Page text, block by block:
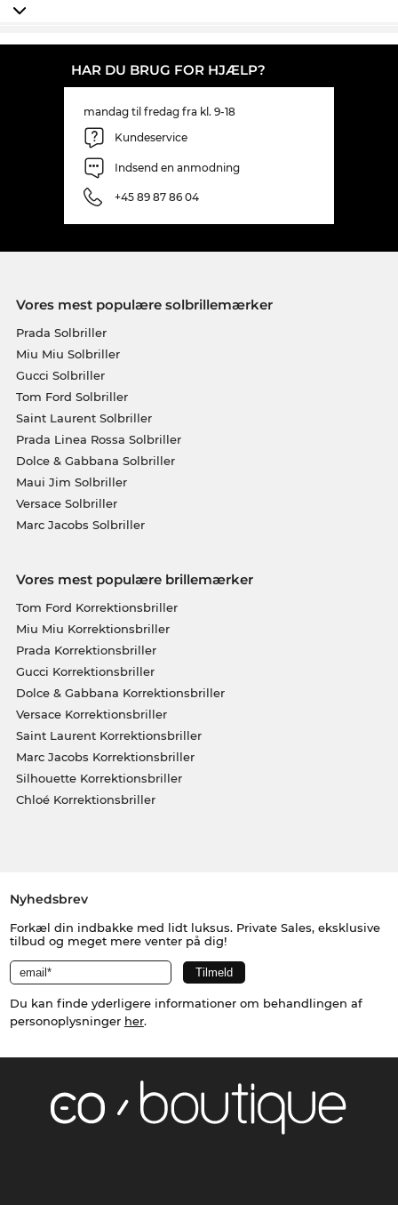
all-day-everyday.
HAR DU BRUG FOR HJÆLP?
mandag til fredag fra kl. 9-18
Kundeservice
Indsend en anmodning
+45 89 87 86 04
Vores mest populære solbrillemærker
Prada Solbriller
Miu Miu Solbriller
Gucci Solbriller
Tom Ford Solbriller
Saint Laurent Solbriller
Prada Linea Rossa Solbriller
Dolce & Gabbana Solbriller
Maui Jim Solbriller
Versace Solbriller
Marc Jacobs Solbriller
Vores mest populære brillemærker
Tom Ford Korrektionsbriller
Miu Miu Korrektionsbriller
Prada Korrektionsbriller
Gucci Korrektionsbriller
Dolce & Gabbana Korrektionsbriller
Versace Korrektionsbriller
Saint Laurent Korrektionsbriller
Marc Jacobs Korrektionsbriller
Silhouette Korrektionsbriller
Chloé Korrektionsbriller
Nyhedsbrev
Forkæl din indbakke med lidt luksus. Private Sales, eksklusive
tilbud og meget mere venter på dig!
Du kan finde yderligere informationer om behandlingen af
personoplysninger her.